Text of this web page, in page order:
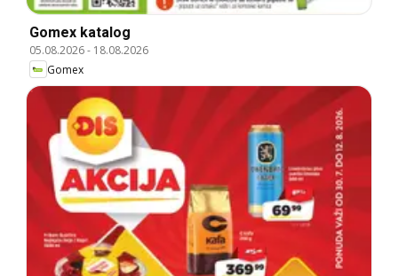
Gomex katalog
05.08.2026- 18.08.2026
Gomex